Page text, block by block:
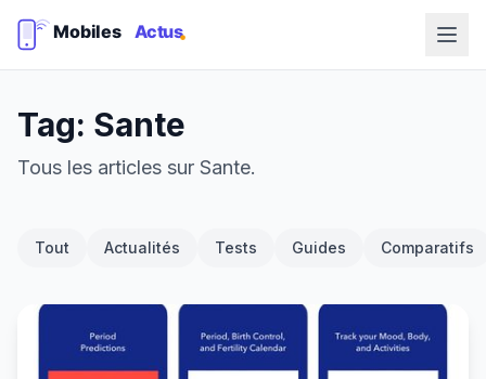
Tag: Sante
Tous les articles sur Sante.
Tout Actualités Tests Guides Comparatifs